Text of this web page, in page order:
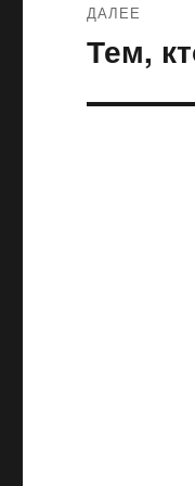
ДАЛЕЕ
Следующая
Тем,